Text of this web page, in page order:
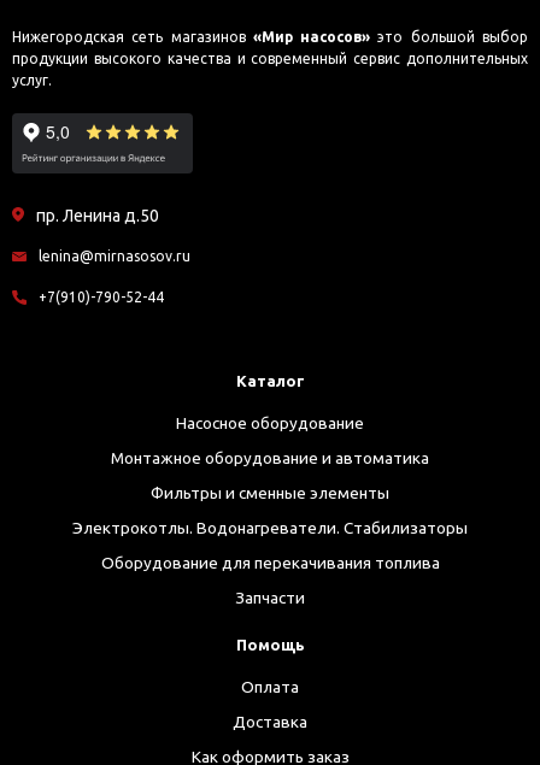
Нижегородская сеть магазинов «Мир насосов» это большой выбор
продукции высокого качества и современный сервис дополнительных
услуг.
пр. Ленина д.50
lenina@mirnasosov.ru
+7(910)-790-52-44
Каталог
Насосное оборудование
Монтажное оборудование и автоматика
Фильтры и сменные элементы
Электрокотлы. Водонагреватели. Стабилизаторы
Оборудование для перекачивания топлива
Запчасти
Помощь
Оплата
Доставка
Как оформить заказ